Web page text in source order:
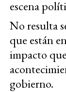
escena
No resulta
que están
impacto
gobierno.